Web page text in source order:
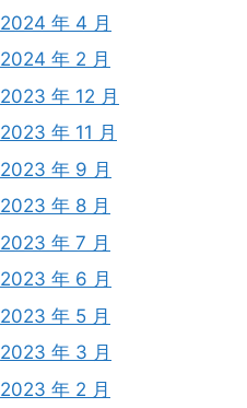
2024 年 4 月
2024 年 2 月
2023 年 12 月
2023 年 11 月
2023 年 9 月
2023 年 8 月
2023 年 7 月
2023 年 6 月
2023 年 5 月
2023 年 3 月
2023 年 2 月